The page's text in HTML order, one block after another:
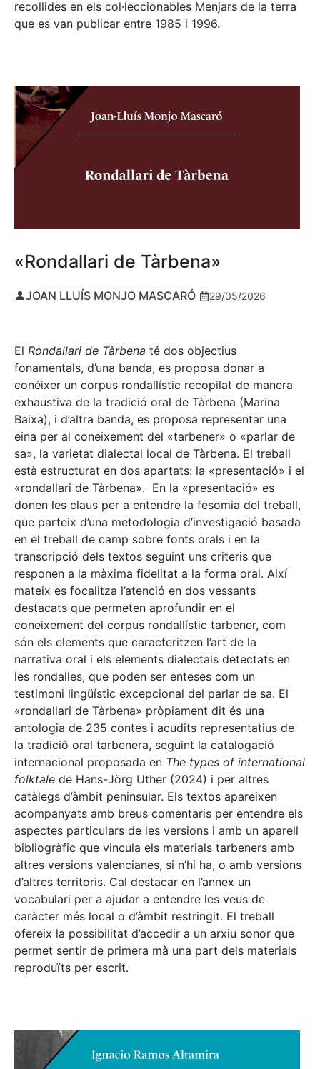
recollides en els col·leccionables Menjars de la terra
que es van publicar entre 1985 i 1996.
«Rondallari de Tàrbena»
JOAN LLUÍS MONJO MASCARÓ 29/05/2026
El Rondallari de Tàrbena té dos objectius
fonamentals, d’una banda, es proposa donar a
conéixer un corpus rondallístic recopilat de manera
exhaustiva de la tradició oral de Tàrbena (Marina
Baixa), i d’altra banda, es proposa representar una
eina per al coneixement del «tarbener» o «parlar de
sa», la varietat dialectal local de Tàrbena. El treball
està estructurat en dos apartats: la «presentació» i el
«rondallari de Tàrbena». En la «presentació» es
donen les claus per a entendre la fesomia del treball,
que parteix d’una metodologia d’investigació basada
en el treball de camp sobre fonts orals i en la
transcripció dels textos seguint uns criteris que
responen a la màxima fidelitat a la forma oral. Així
mateix es focalitza l’atenció en dos vessants
destacats que permeten aprofundir en el
coneixement del corpus rondallístic tarbener, com
són els elements que caracteritzen l’art de la
narrativa oral i els elements dialectals detectats en
les rondalles, que poden ser enteses com un
testimoni lingüístic excepcional del parlar de sa. El
«rondallari de Tàrbena» pròpiament dit és una
antologia de 235 contes i acudits representatius de
la tradició oral tarbenera, seguint la catalogació
internacional proposada en The types of international
folktale de Hans-Jörg Uther (2024) i per altres
catàlegs d’àmbit peninsular. Els textos apareixen
acompanyats amb breus comentaris per entendre els
aspectes particulars de les versions i amb un aparell
bibliogràfic que vincula els materials tarbeners amb
altres versions valencianes, si n’hi ha, o amb versions
d’altres territoris. Cal destacar en l’annex un
vocabulari per a ajudar a entendre les veus de
caràcter més local o d’àmbit restringit. El treball
ofereix la possibilitat d’accedir a un arxiu sonor que
permet sentir de primera mà una part dels materials
reproduïts per escrit.